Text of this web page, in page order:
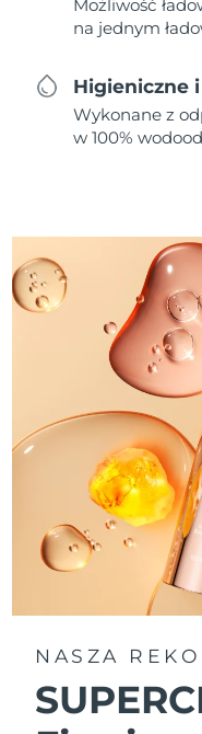
Możliwość
na jednym
Higieniczne
Wykonane z
w 100%
NASZA